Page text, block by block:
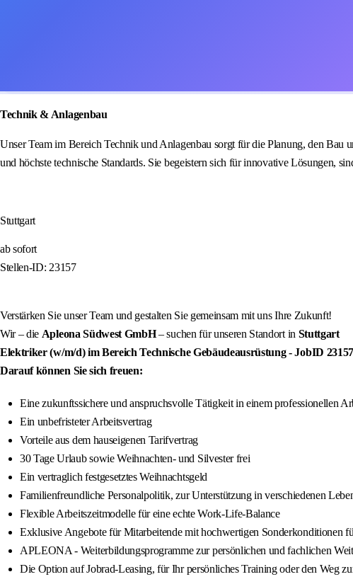
Technik & Anlagenbau
Unser Team im Bereich Technik und Anlagenbau sorgt für die Planung, den
und höchste technische Standards. Sie begeistern sich für innovative Lösungen,
Stuttgart
ab sofort
Stellen-ID: 23157
Verstärken Sie unser Team und gestalten Sie gemeinsam mit uns Ihre Zukunft!
Wir – die Apleona Südwest GmbH– suchen für unseren Standort in Stuttgart
Elektriker (w/m/d) im Bereich Technische Gebäudeausrüstung- JobID 23157
Darauf können Sie sich freuen:
Eine zukunftssichere und anspruchsvolle Tätigkeit in einem professionellen
Ein unbefristeter Arbeitsvertrag
Vorteile aus dem hauseigenen Tarifvertrag
30 Tage Urlaub sowie Weihnachten- und Silvester frei
Ein vertraglich festgesetztes Weihnachtsgeld
Familienfreundliche Personalpolitik, zur Unterstützung in verschiedenen
Flexible Arbeitszeitmodelle für eine echte Work-Life-Balance
Exklusive Angebote für Mitarbeitende mit hochwertigen Sonderkonditionen
APLEONA - Weiterbildungsprogramme zur persönlichen und fachlichen
Die Option auf Jobrad-Leasing, für Ihr persönliches Training oder den Weg